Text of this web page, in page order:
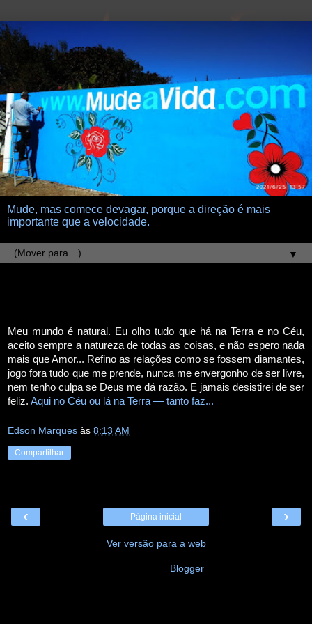
Mude, mas comece devagar, porque a direção é mais
importante que a velocidade.
▼
Meu mundo é natural. Eu olho tudo que há na Terra e no Céu,
aceito sempre a natureza de todas as coisas, e não espero nada
mais que Amor... Refino as relações como se fossem diamantes,
jogo fora tudo que me prende, nunca me envergonho de ser livre,
nem tenho culpa se Deus me dá razão. E jamais desistirei de ser
feliz. Aqui no Céu ou lá na Terra — tanto faz...
Edson Marques às 8:13 AM
Compartilhar
‹ ›
Página inicial
Ver versão para a web
Blogger.